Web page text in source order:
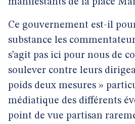
manifestants de la place
Ce gouvernement est-il
substance les
s’agit pas ici pour nous de
soulever contre leurs
poids deux mesures »
médiatique des différents
point de vue partisan